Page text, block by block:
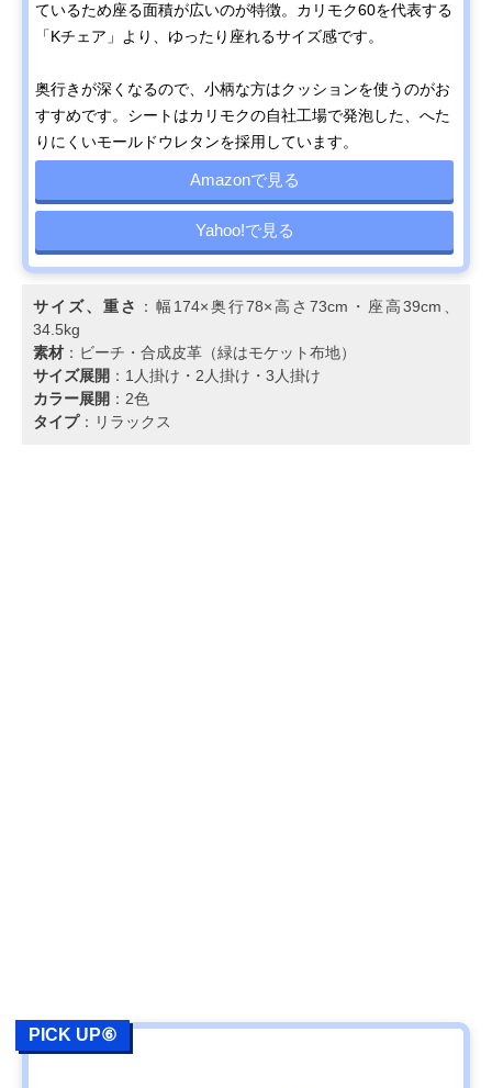
ているため座る面積が広いのが特徴。カリモク60を代表する
「Kチェア」より、ゆったり座れるサイズ感です。
奥行きが深くなるので、小柄な方はクッションを使うのがお
すすめです。シートはカリモクの自社工場で発泡した、へた
りにくいモールドウレタンを採用しています。
Amazonで見る
Yahoo!で見る
サイズ、重さ
：幅174×奥行78×高さ73cm・座高39cm、
34.5kg
素材 ：ビーチ・合成皮革（緑はモケット布地）
サイズ展開 ：1人掛け・2人掛け・3人掛け
カラー展開 ：2色
タイプ：リラックス
PICK UP⑥